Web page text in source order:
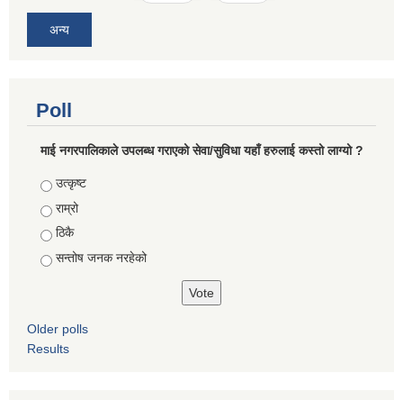
अन्य
Poll
माई नगरपालिकाले उपलब्ध गराएको सेवा/सुविधा यहाँ हरुलाई कस्तो लाग्यो ?
Choices
उत्कृष्ट
राम्रो
ठिकै
सन्तोष जनक नरहेको
Older polls
Results